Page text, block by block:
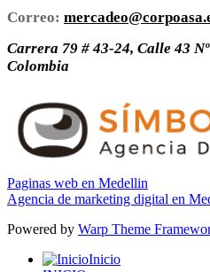
Correo:
Carrera 79 # 43-24, Calle 43
Colombia
Paginas web en Medellin
Agencia de marketing digital en
Powered by Warp Theme
Inicio